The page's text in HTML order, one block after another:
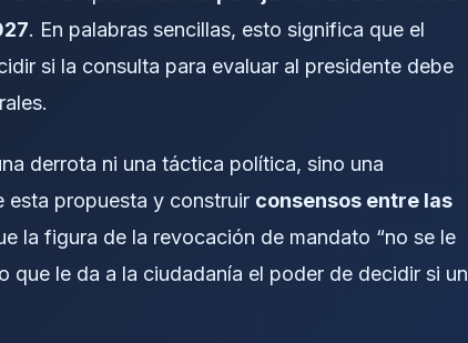
. En palabras sencillas, esto significa que el
si la consulta para evaluar al presidente debe
derrota ni una táctica política, sino una
esta propuesta y construir consensos entre las
la figura de la revocación de mandato “no se le
que le da a la ciudadanía el poder de decidir si un